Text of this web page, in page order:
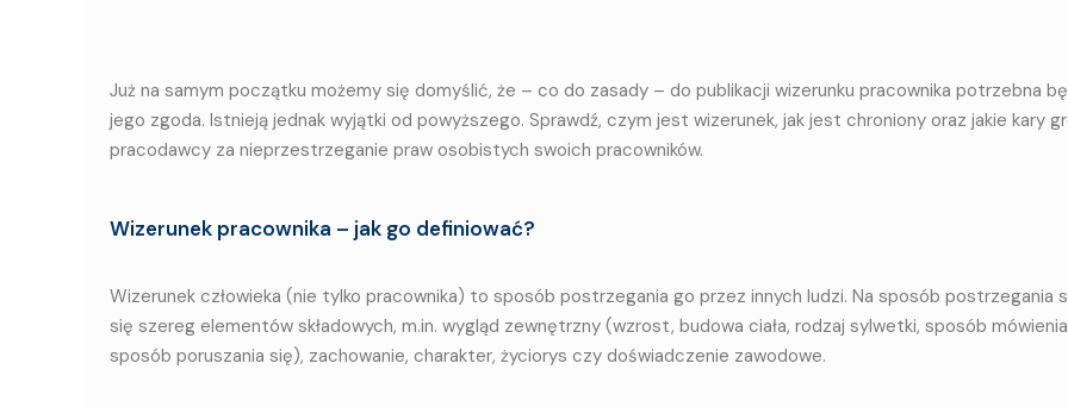
Już na samym początku możemy się domyślić, że – co do zasady – do publikacji wizerunku pracownika potrzebna
jego zgoda. Istnieją jednak wyjątki od powyższego. Sprawdź, czym jest wizerunek, jak jest chroniony oraz jakie kary
pracodawcy za nieprzestrzeganie praw osobistych swoich pracowników.
Wizerunek pracownika – jak go definiować?
Wizerunek człowieka (nie tylko pracownika) to sposób postrzegania go przez innych ludzi. Na sposób postrzegania
się szereg elementów składowych, m.in. wygląd zewnętrzny (wzrost, budowa ciała, rodzaj sylwetki, sposób
sposób poruszania się), zachowanie, charakter, życiorys czy doświadczenie zawodowe.